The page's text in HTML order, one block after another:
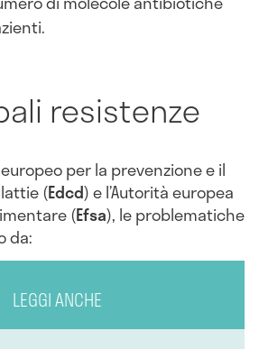
resistenze
per la prevenzione e il
(Edcd) e l’Autorità europea
(Efsa), le problematiche
da:
LEGGI ANCHE